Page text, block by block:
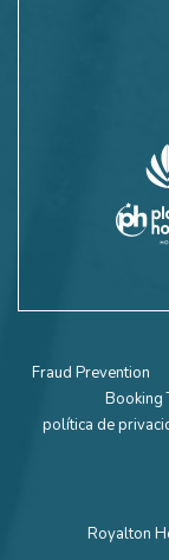
Fraud Prevention
Booking
política de
Royalton